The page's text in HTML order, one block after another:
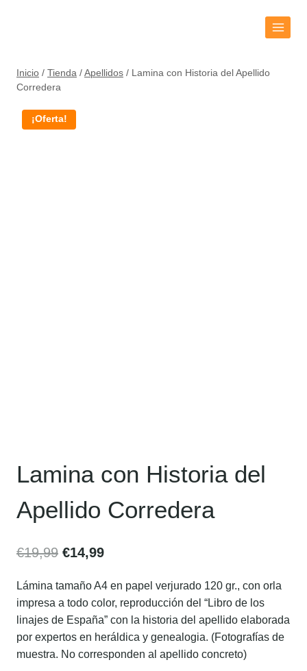
Inicio / Tienda / Apellidos / Lamina con Historia del Apellido
Corredera
¡Oferta!
Lamina con Historia del
Apellido Corredera
€19,99 €14,99
Lámina tamaño A4 en papel verjurado 120 gr., con orla
impresa a todo color, reproducción del “Libro de los
linajes de España” con la historia del apellido elaborada
por expertos en heráldica y genealogia. (Fotografías de
muestra. No corresponden al apellido concreto)